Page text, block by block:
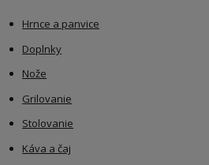
Hrnce a panvice
Doplnky
Nože
Grilovanie
Stolovanie
Káva a čaj